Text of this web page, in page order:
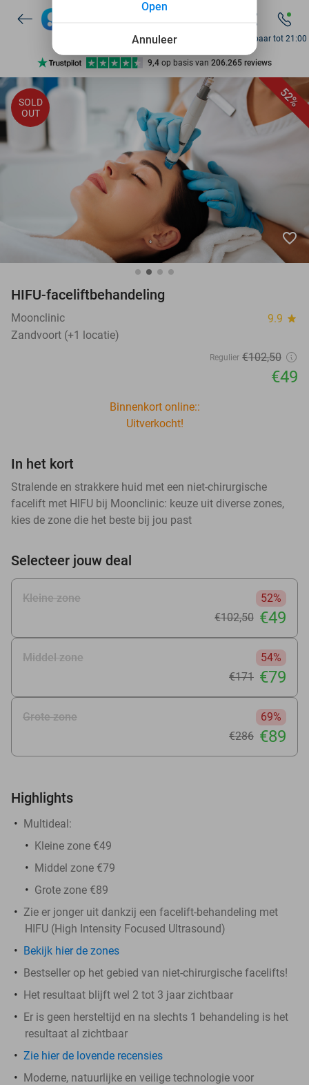
7 dagen per week beschikbaar
10+ miljoen leden
9,4 op basis van 206.265 reviews
Ontdek 15.000+ deals
7 dagen per week beschikbaar
10+ miljoen leden
Bereikbaar tot 21:00
52%
SOLD
OUT
favorite_border
HIFU-faceliftbehandeling
Moonclinic 9.9 star
Zandvoort (+1 locatie)
Regulier €102,50
€49
Binnenkort online::
Uitverkocht!
In het kort
Stralende en strakkere huid met een niet-chirurgische
facelift met HIFU bij Moonclinic: keuze uit diverse zones,
kies de zone die het beste bij jou past
Selecteer jouw deal
Kleine zone
52%
€102,50 €49
Middel zone
54%
€171 €79
Grote zone
69%
€286 €89
Highlights
Multideal:
​Kleine zone €49
Middel zone €79
Grote zone €89
Zie er jonger uit dankzij een facelift-behandeling met
HIFU (High Intensity Focused Ultrasound)
Bekijk hier de zones
Bestseller op het gebied van niet-chirurgische facelifts!
Het resultaat blijft wel 2 tot 3 jaar zichtbaar
Er is geen hersteltijd en na slechts 1 behandeling is het
resultaat al zichtbaar
Zie hier de lovende recensies
Moderne, natuurlijke en veilige technologie voor
Annuleer
Open